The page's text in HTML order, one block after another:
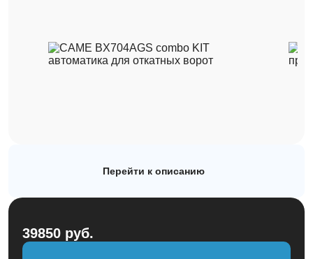
Заборы
Контакты
Перейти к описанию
39850 руб.